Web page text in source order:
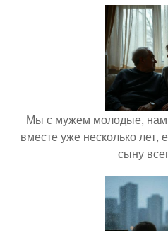
Мы с мужем молодые, нам
вместе уже несколько лет,
сыну